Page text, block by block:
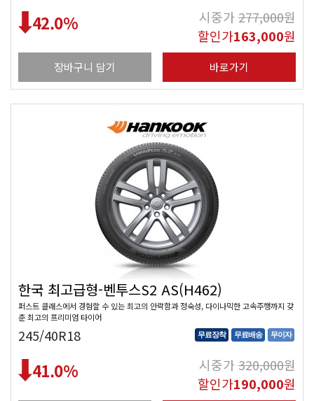
42.0% 시중가277,000원
할인가163,000원
장바구니 담기 바로가기
한국 최고급형-벤투스S2 AS(H462)
퍼스트 클래스에서 경험할 수 있는 최고의 안락함과 정숙성, 다이나믹한 고속주행까지 갖
춘 최고의 프리미엄 타이어
245/40R18 무료장착 무료배송 무이자
41.0% 시중가320,000원
할인가190,000원